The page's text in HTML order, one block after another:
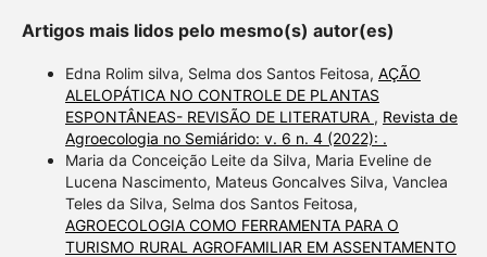
Artigos mais lidos pelo mesmo(s) autor(es)
Edna Rolim silva, Selma dos Santos Feitosa, AÇÃO
ALELOPÁTICA NO CONTROLE DE PLANTAS
ESPONTÂNEAS- REVISÃO DE LITERATURA , Revista de
Agroecologia no Semiárido: v. 6 n. 4 (2022): .
Maria da Conceição Leite da Silva, Maria Eveline de
Lucena Nascimento, Mateus Goncalves Silva, Vanclea
Teles da Silva, Selma dos Santos Feitosa,
AGROECOLOGIA COMO FERRAMENTA PARA O
TURISMO RURAL AGROFAMILIAR EM ASSENTAMENTO